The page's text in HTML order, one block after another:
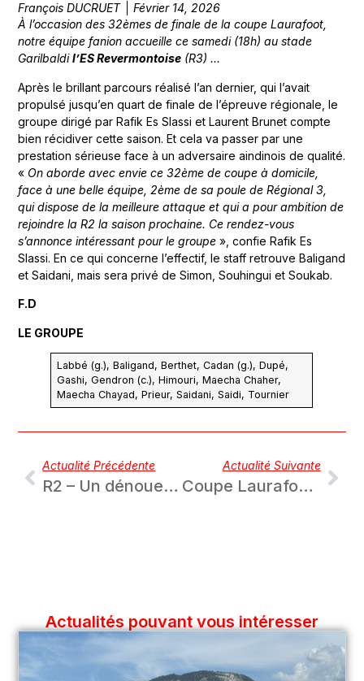
François DUCRUET
Février 14, 2026
À l’occasion des 32èmes de finale de la coupe Laurafoot,
notre équipe fanion accueille ce samedi (18h) au stade
Garilbaldil’ES Revermontoise (R3) …
Après le brillant parcours réalisé l’an dernier, qui l’avait
propulsé jusqu’en quart de finale de l’épreuve régionale, le
groupe dirigé par Rafik Es Slassi et Laurent Brunet compte
bien récidiver cette saison. Et cela va passer par une
prestation sérieuse face à un adversaire aindinois de qualité.
« On aborde avec envie ce 32ème de coupe à domicile,
face à une belle équipe, 2ème de sa poule de Régional 3,
qui dispose de la meilleure attaque et qui a pour ambition de
rejoindre la R2 la saison prochaine. Ce rendez-vous
s’annonce intéressant pour le groupe », confie Rafik Es
Slassi. En ce qui concerne l’effectif, le staff retrouve Baligand
et Saidani, mais sera privé de Simon, Souhingui et Soukab.
F.D
LE GROUPE
Labbé (g.), Baligand, Berthet, Cadan (g.), Dupé,
Gashi, Gendron (c.), Himouri, Maecha Chaher,
Maecha Chayad, Prieur, Saidani, Saidi, Tournier
Actualité Précédente
R2 – Un dénouement cruel contre Cluses
Actualité Suivante
Coupe Laurafoot – L’aventure continue
Actualités pouvant vous intéresser